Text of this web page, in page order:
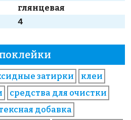
глянцевая
4
затирки
клеи
средства для очистки
добавка